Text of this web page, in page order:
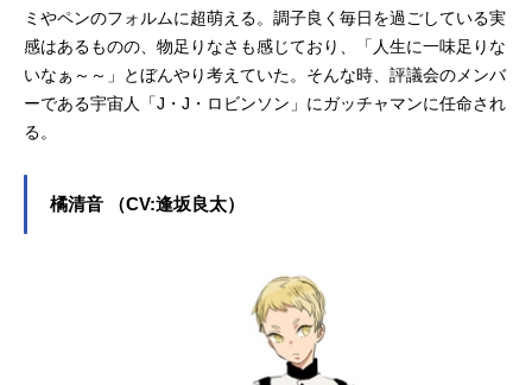
ミやペンのフォルムに超萌える。調子良く毎日を過ごしている実
感はあるものの、物足りなさも感じており、「人生に一味足りな
いなぁ～～」とぼんやり考えていた。そんな時、評議会のメンバ
ーである宇宙人「J・J・ロビンソン」にガッチャマンに任命され
る。
橘清音 （CV:逢坂良太）